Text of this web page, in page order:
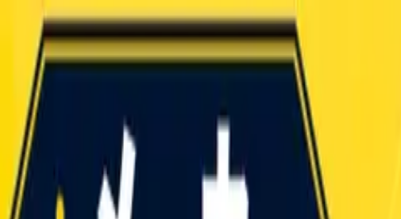
就活ノウハウ
AI ES添削・作成合格者面接 限定動画 就活特典